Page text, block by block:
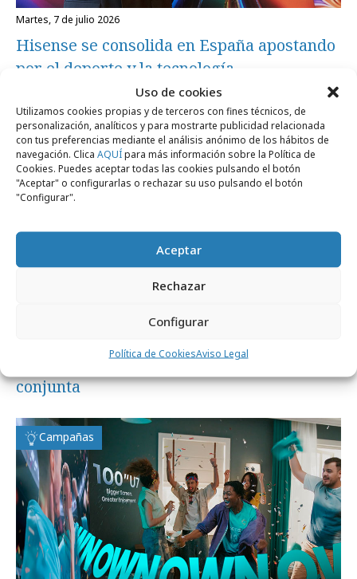
Uso de cookies
Utilizamos cookies propias y de terceros con fines técnicos, de
personalización, analíticos y para mostrarte publicidad relacionada
con tus preferencias mediante el análisis anónimo de los hábitos de
navegación. Clica AQUÍpara más información sobre la Política de
Cookies. Puedes aceptar todas las cookies pulsando el botón
"Aceptar" o configurarlas o rechazar su uso pulsando el botón
"Configurar".
Aceptar
Rechazar
Configurar
Política de CookiesAviso Legal
martes, 7 de julio 2026
Hisense se consolida en España apostando
por el deporte y la tecnología
Campañas
Hisense y Mahou lanzan una promoción
conjunta
Campañas